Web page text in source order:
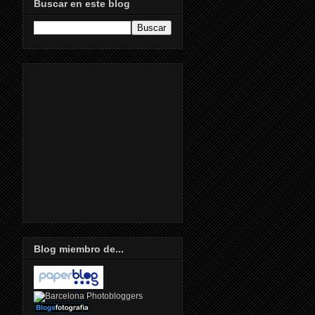
Buscar en este blog
Blog miembro de...